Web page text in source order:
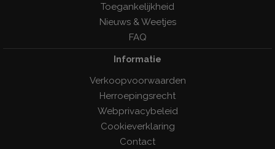
Toegankelijkheid
Nieuws & Weetjes
FAQ
Informatie
Verkoopvoorwaarden
Herroepingsrecht
Webprivacybeleid
Cookieverklaring
Contact